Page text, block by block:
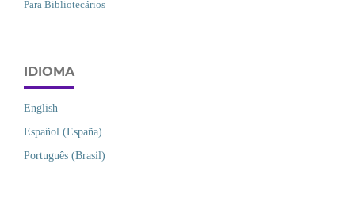
Para Bibliotecários
IDIOMA
English
Español (España)
Português (Brasil)